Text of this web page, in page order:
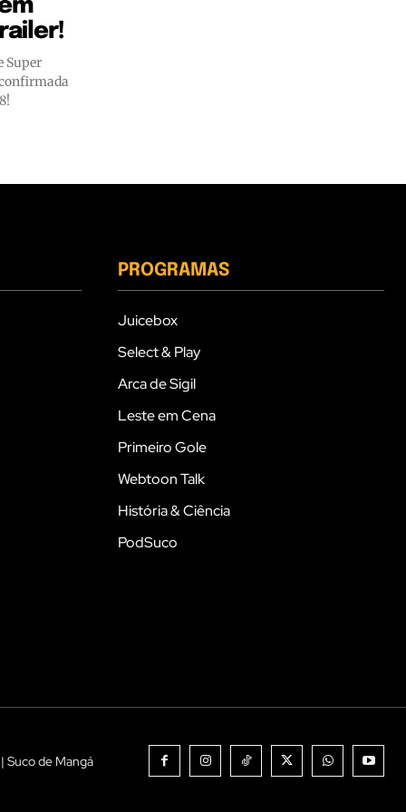
Super
PROGRAMAS
Juicebox
Select & Play
Arca de Sigil
Leste em Cena
Primeiro Gole
Webtoon Talk
História & Ciência
PodSuco
Suco de Mangá